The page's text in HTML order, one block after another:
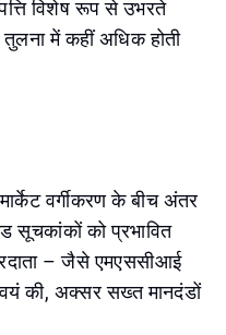
विशेष रूप से उभरते
तुलना में कहीं अधिक होती
वर्गीकरण के बीच अंतर
सूचकांकों को प्रभावित
– जैसे एमएससीआई
की, अक्सर सख्त मानदंडों